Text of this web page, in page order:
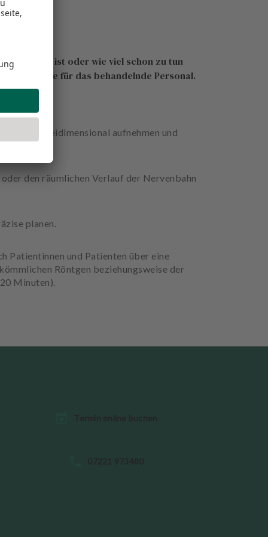
spät es ist oder wie viel schon zu tun
Stütze für das behandelnde Personal.
kann dreidimensional aufnehmen und
den räumlichen Verlauf der Nervenbahn
planen.
Patientinnen und Patienten über eine
Röntgen beziehungsweise der
Minuten).